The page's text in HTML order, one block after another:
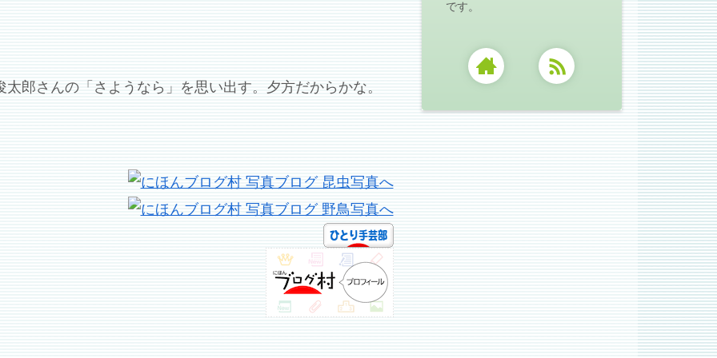
郎さんの「さようなら」を思い出す。夕方だからかな。
です。